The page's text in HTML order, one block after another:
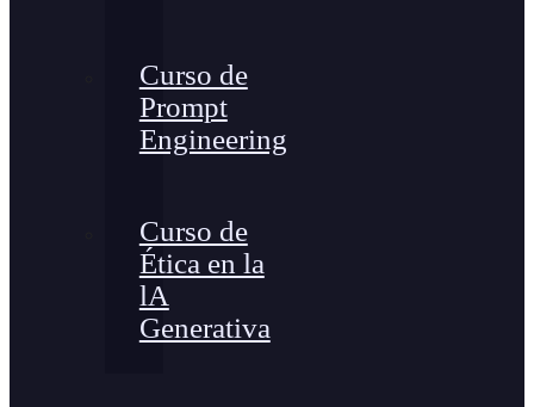
Curso de
Prompt
Engineering
Curso de
Ética en la
lA
Generativa